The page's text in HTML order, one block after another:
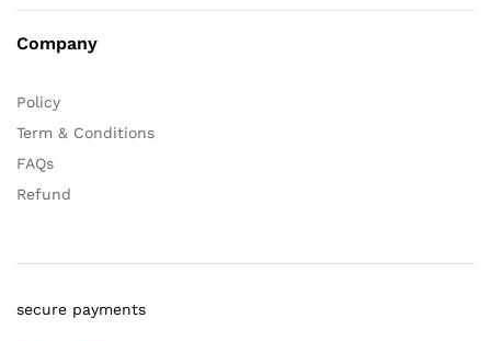
Company
Policy
Term & Conditions
FAQs
Refund
secure payments